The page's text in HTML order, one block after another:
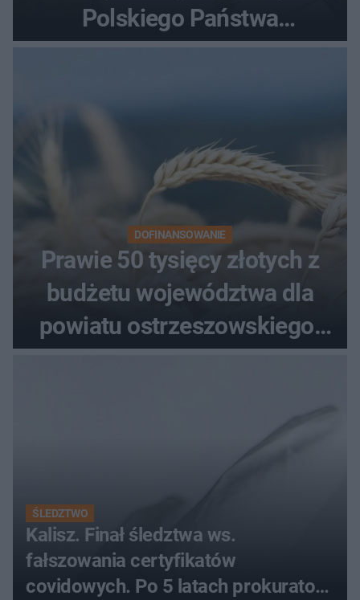
Polskiego Państwa
Podziemnego. Dziś zna je
DOFINANSOWANIE
Prawie 50 tysięcy złotych z
budżetu województwa dla
powiatu ostrzeszowskiego.
Pieniądze trafią do czterech
ŚLEDZTWO
Kalisz. Finał śledztwa ws.
fałszowania certyfikatów
covidowych. Po 5 latach prokurator